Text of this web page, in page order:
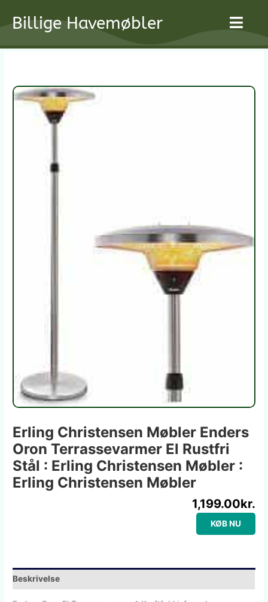
Billige Havemøbler
Erling Christensen Møbler Enders
Oron Terrassevarmer El Rustfri
Stål : Erling Christensen Møbler :
Erling Christensen Møbler
1,199.00kr.
KØB NU
Beskrivelse